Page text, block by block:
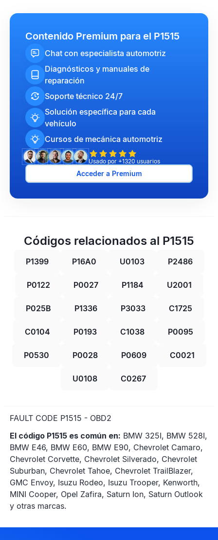
Contenido Premium para el P1515
Chat con especialista automotriz
Diagnósticos y manuales de
reparación
Soporte técnico 24/7
Solución específica para cada
vehículo
Cursos de mecánica automotriz
Usado por +1320 usuarios
Acceder a Premium
Códigos relacionados al P1515
P1399 P16A0 U0103 P2486
P0122 P0027 P1184 U2001
P025B P1336 P3033 C1725
C0104 P0193 C1038 P0095
P0530 P0028 P0609 C0021
U0108 C0267
FAULT CODE P1515 - OBD2
El código P1515 es común en: BMW 325I, BMW 528I,
BMW E46, BMW E60, BMW E90, Chevrolet Camaro,
Chevrolet Corvette, Chevrolet Silverado, Chevrolet
Suburban, Chevrolet Tahoe, Chevrolet TrailBlazer,
GMC Envoy, Isuzu Rodeo, Isuzu Trooper, Kenworth,
MINI Cooper, Opel Zafira, Saturn Ion, Saturn Outlook
y otras marcas.